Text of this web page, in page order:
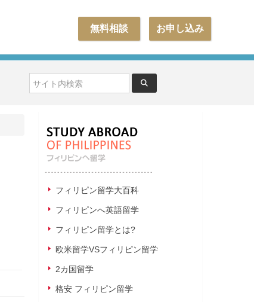
お申し込み
無料相談
フィリピン留学大百科
フィリピンへ英語留学
フィリピン留学とは?
欧米留学VSフィリピン留学
2カ国留学
格安 フィリピン留学